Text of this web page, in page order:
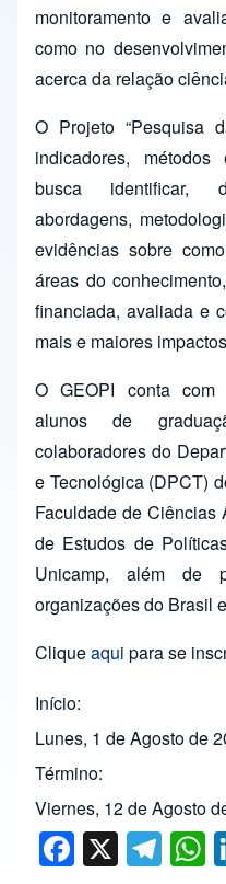
monitoramento e
como no
acerca da relação
O Projeto “Pesquisa
indicadores,
busca identificar,
abordagens,
evidências sobre
áreas do
financiada, avaliada e
mais e maiores
O GEOPI conta com
alunos de
colaboradores do
e Tecnológica (DPCT)
Faculdade de
de Estudos de
Unicamp, além de
organizações do Brasil
Cliqueaqui para se
Início
Lunes, 1 de Agosto de
Término
Viernes, 12 de Agosto
F X T